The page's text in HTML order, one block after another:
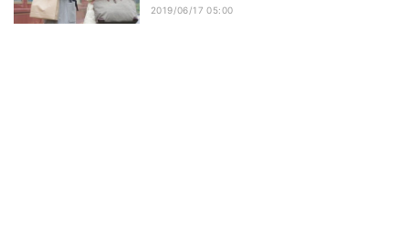
2019/06/17 05:00